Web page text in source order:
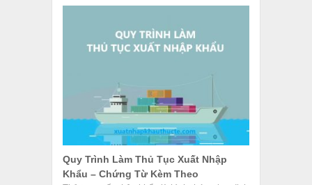
Chuỗi Cung Ứng (Supply Chain) Là
Gì? Những Thông Tin Cần Biết
Chuỗi cung ứng hay Supply Chain là mạng
lưới bao gồm mọi thứ từ việc phân phối
nguyên liệu gốc...